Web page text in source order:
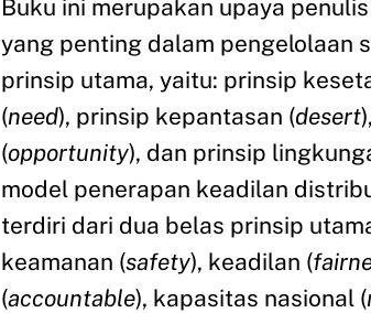
Buku ini merupakan upaya
yang penting dalam pengelolaan
prinsip utama, yaitu: prinsip
(need), prinsip kepantasan (desert
(opportunity), dan prinsip
model penerapan keadilan
terdiri dari dua belas prinsip
keamanan (safety), keadilan (
(accountable), kapasitas nasional (